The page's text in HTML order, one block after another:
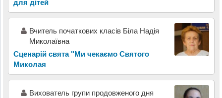
для дітей
Вчитель початкових класів Біла Надія
Миколаївна
Сценарій свята "Ми чекаємо Святого
Миколая
Вихователь групи продовженого дня